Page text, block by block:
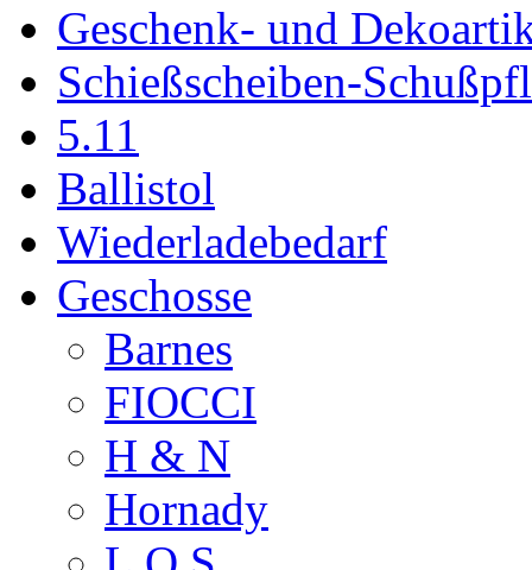
Geschenk- und
Schießscheiben-
5.11
Ballistol
Wiederladebedarf
Geschosse
Barnes
FIOCCI
H & N
Hornady